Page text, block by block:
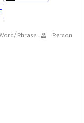
Phrase Person